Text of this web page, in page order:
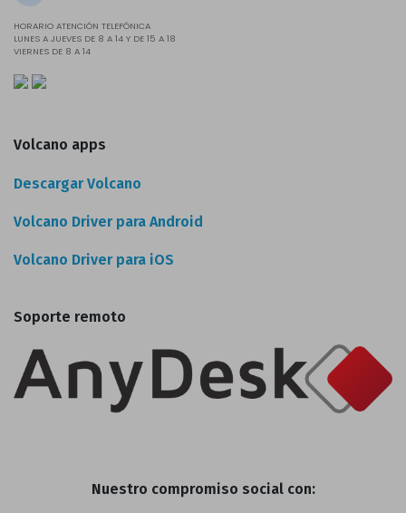
HORARIO ATENCIÓN TELEFÓNICA
LUNES A JUEVES DE 8 A 14 Y DE 15 A 18
VIERNES DE 8 A 14
Volcano apps
Descargar Volcano
Volcano Driver para Android
Volcano Driver para iOS
Soporte remoto
Nuestro compromiso social con: